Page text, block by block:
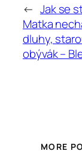
← Jak se
Matka
dluhy,
obývák –
MORE